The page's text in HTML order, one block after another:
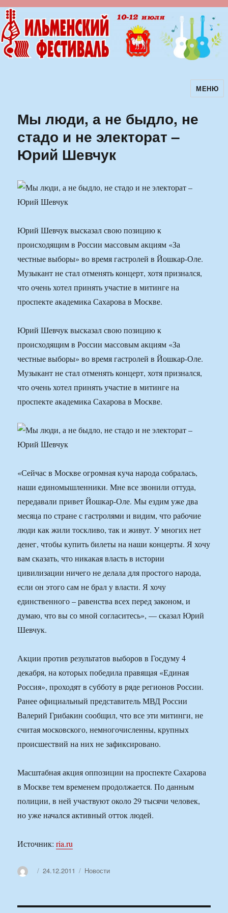
Ильменский фестиваль авторскойМЕНЮ
Мы люди, а не быдло, не
стадо и не электорат –
Юрий Шевчук
Юрий Шевчук высказал свою позицию к
происходящим в России массовым акциям «За
честные выборы» во время гастролей в Йошкар-Оле.
Музыкант не стал отменять концерт, хотя признался,
что очень хотел принять участие в митинге на
проспекте академика Сахарова в Москве.
Юрий Шевчук высказал свою позицию к
происходящим в России массовым акциям «За
честные выборы» во время гастролей в Йошкар-Оле.
Музыкант не стал отменять концерт, хотя признался,
что очень хотел принять участие в митинге на
проспекте академика Сахарова в Москве.
«Сейчас в Москве огромная куча народа собралась,
наши единомышленники. Мне все звонили оттуда,
передавали привет Йошкар-Оле. Мы ездим уже два
месяца по стране с гастролями и видим, что рабочие
люди как жили тоскливо, так и живут. У многих нет
денег, чтобы купить билеты на наши концерты. Я хочу
вам сказать, что никакая власть в истории
цивилизации ничего не делала для простого народа,
если он этого сам не брал у власти. Я хочу
единственного – равенства всех перед законом, и
думаю, что вы со мной согласитесь», — сказал Юрий
Шевчук.
Акции против результатов выборов в Госдуму 4
декабря, на которых победила правящая «Единая
Россия», проходят в субботу в ряде регионов России.
Ранее официальный представитель МВД России
Валерий Грибакин сообщил, что все эти митинги, не
считая московского, немногочисленны, крупных
происшествий на них не зафиксировано.
Масштабная акция оппозиции на проспекте Сахарова
в Москве тем временем продолжается. По данным
полиции, в ней участвуют около 29 тысячи человек,
но уже начался активный отток людей.
Источник:ria.ru
АвторОпубликовано
24.12.2011 Рубрики
Новости